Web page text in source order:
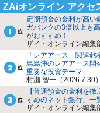
ZAiオンライン アクセ
定期預金の金利が高い
ガバンクの3倍以上も
がおすすめ！
ザイ・オンライン編集
「レアアース」関連
鳥島沖のレアアース開
重要な投資テーマ
村瀬 智一（2026.7.30）
【普通預金の金利を
すめのネット銀行」一
ザイ・オンライン編集